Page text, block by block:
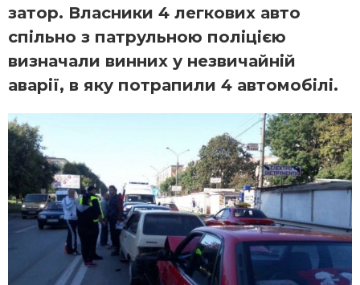
затор. Власники 4 легкових авто
спільно з патрульною поліцією
визначали винних у незвичайній
аварії, в яку потрапили 4 автомобілі.